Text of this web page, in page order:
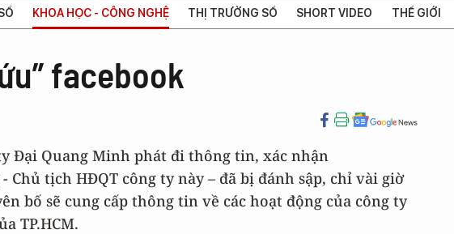
KHOA HỌC - CÔNG NGHỆ THỊ TRƯỜNG SỐ SHORT VIDEO THẾ GIỚI
facebook
Đại Quang Minh phát đi thông tin, xác nhận
Chủ tịch HĐQT công ty này – đã bị đánh sập, chỉ vài giờ
bố sẽ cung cấp thông tin về các hoạt động của công ty
TP.HCM.